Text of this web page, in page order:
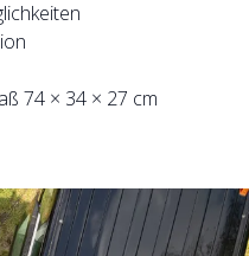
74 × 34 × 27 cm